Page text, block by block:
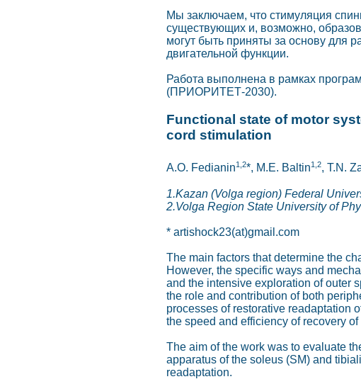
Мы заключаем, что стимуляция
существующих и, возможно,
могут быть приняты за основу для
двигательной функции.
Работа выполнена в рамках
(ПРИОРИТЕТ-2030).
Functional state of motor
cord stimulation
A.O. Fedianin1,2*, M.E. Baltin1,2, T.N.
1.Kazan (Volga region) Federal
2.Volga Region State University of
* artishock23(at)gmail.com
The main factors that determine the
However, the specific ways and
and the intensive exploration of outer
the role and contribution of both
processes of restorative readaptation
the speed and efficiency of recovery of
The aim of the work was to evaluate
apparatus of the soleus (SM) and
readaptation.